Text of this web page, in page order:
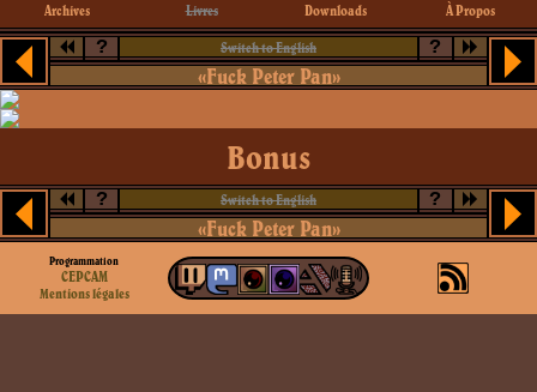
Archives Livres Downloads À Propos
? Switch to English ?
«Fuck Peter Pan»
Bonus
? Switch to English ?
«Fuck Peter Pan»
Programmation
CEPCAM
Mentions légales